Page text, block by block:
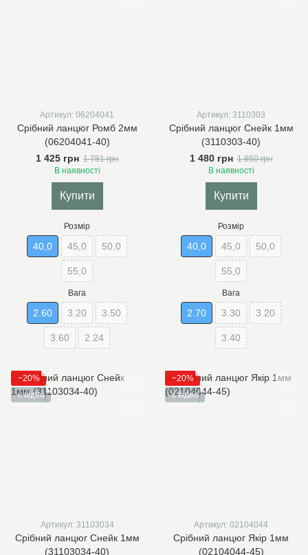
Артикул: 06204041
Срібний ланцюг Ромб 2мм
(06204041-40)
1 425 грн 1 781 грн
В наявності
Купити
Розмір
40,0 45,0 50,0
55,0
Вага
2.60 3.20 3.50
3.60 2.24
Артикул: 3110303
Срібний ланцюг Снейк 1мм
(3110303-40)
1 480 грн 1 850 грн
В наявності
Купити
Розмір
40,0 45,0 50,0
55,0
Вага
2.70 3.30 3.20
3.40
−20%
є відео
Артикул: 31103034
Срібний ланцюг Снейк 1мм
(31103034-40)
−20%
є відео
Артикул: 02104044
Срібний ланцюг Якір 1мм
(02104044-45)